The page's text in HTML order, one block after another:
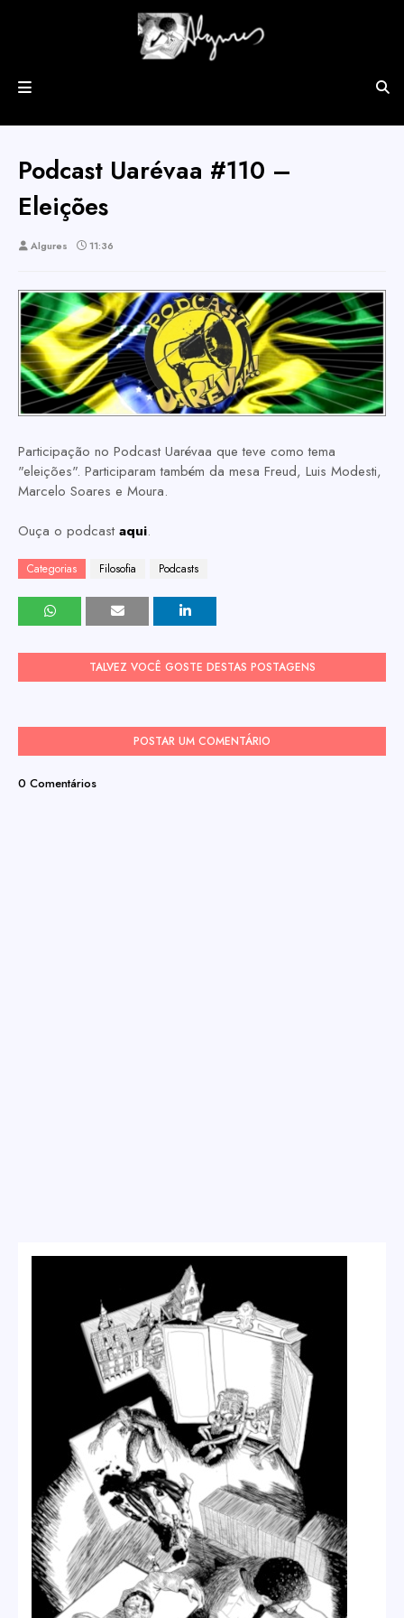
Podcast Uarévaa #110 –
Eleições
Algures 11:36
Participação no Podcast Uarévaa que teve como tema
"eleições". Participaram também da mesa Freud, Luis Modesti,
Marcelo Soares e Moura.
Ouça o podcast aqui.
Categorias Filosofia Podcasts
TALVEZ VOCÊ GOSTE DESTAS POSTAGENS
POSTAR UM COMENTÁRIO
0 Comentários